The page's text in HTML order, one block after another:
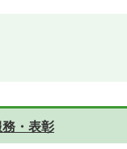
務・表彰